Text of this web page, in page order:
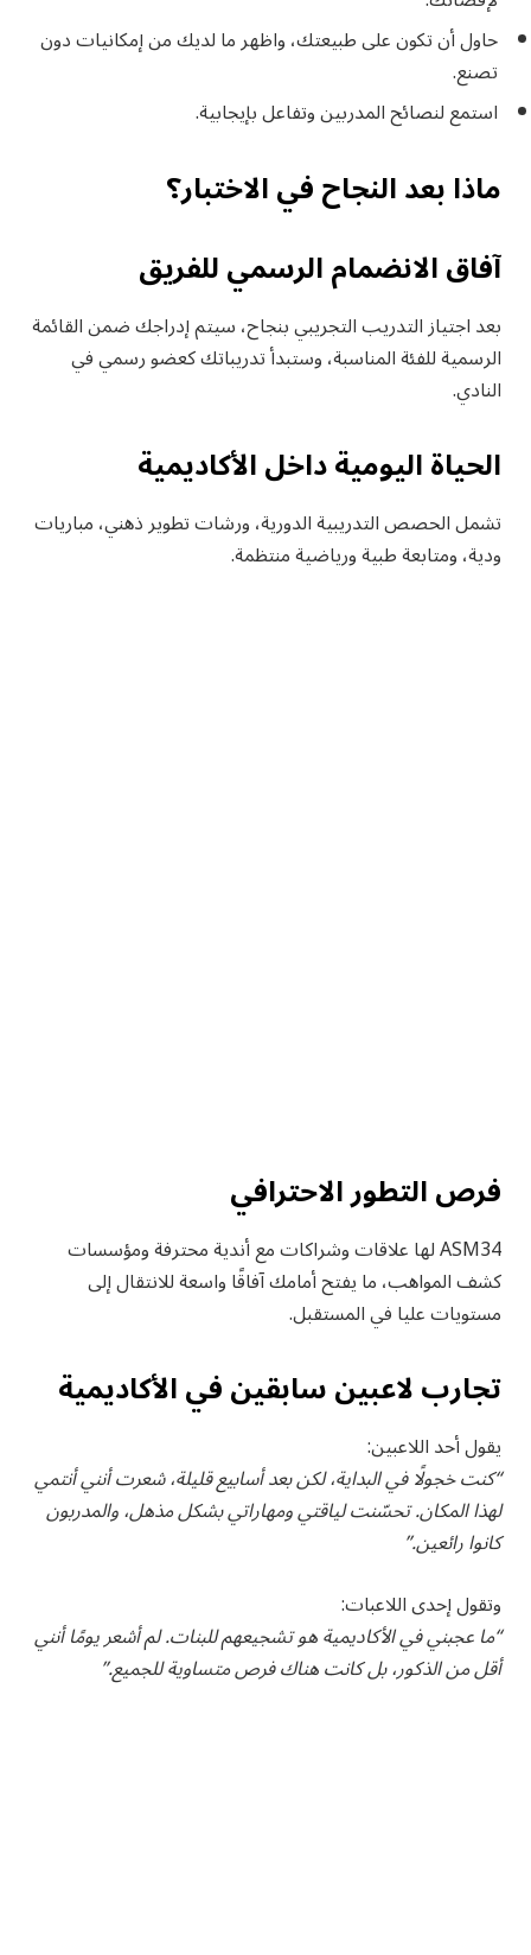
حاول أن تكون على طبيعتك، واظهر ما لديك من إمكانيات دون
تصنع.
استمع لنصائح المدربين وتفاعل بإيجابية.
ماذا بعد النجاح في الاختبار؟
آفاق الانضمام الرسمي للفريق
بعد اجتياز التدريب التجريبي بنجاح، سيتم إدراجك ضمن القائمة
الرسمية للفئة المناسبة، وستبدأ تدريباتك كعضو رسمي في
النادي.
الحياة اليومية داخل الأكاديمية
تشمل الحصص التدريبية الدورية، ورشات تطوير ذهني، مباريات
ودية، ومتابعة طبية ورياضية منتظمة.
فرص التطور الاحترافي
ASM34 لها علاقات وشراكات مع أندية محترفة ومؤسسات
كشف المواهب، ما يفتح أمامك آفاقًا واسعة للانتقال إلى
مستويات عليا في المستقبل.
تجارب لاعبين سابقين في الأكاديمية
يقول أحد اللاعبين:
“كنت خجولًا في البداية، لكن بعد أسابيع قليلة، شعرت أنني أنتمي
لهذا المكان. تحسّنت لياقتي ومهاراتي بشكل مذهل، والمدربون
كانوا رائعين.”
وتقول إحدى اللاعبات:
“ما عجبني في الأكاديمية هو تشجيعهم للبنات. لم أشعر يومًا أنني
أقل من الذكور، بل كانت هناك فرص متساوية للجميع.”